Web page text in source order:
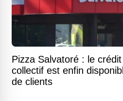
Pizza Salvatoré : le
collectif est enfin
de clients